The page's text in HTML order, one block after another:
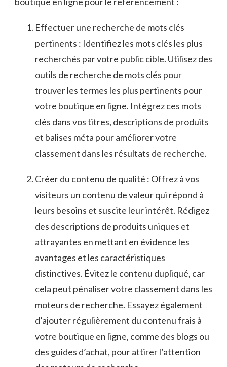
Effectuer ⁢une ​recherche de mots clés​
pertinents : Identifiez ⁢les ⁣mots clés les plus
recherchés ⁤par votre public cible.⁣ Utilisez‌ des
⁤outils de recherche‌ de mots clés pour
trouver les termes les‌ plus⁢ pertinents pour
votre‍ boutique en ligne. Intégrez ces mots
clés dans vos titres, ⁢descriptions ‍de produits
et ⁤balises méta pour ‍améliorer votre
classement dans‌ les résultats de recherche.
Créer du contenu de qualité : Offrez à vos
visiteurs un contenu de valeur qui‍ répond à
leurs besoins⁢ et suscite leur intérêt. Rédigez
des descriptions de produits uniques et‌
attrayantes⁣ en⁣ mettant ‍en évidence⁣ les
avantages et ‍les​ caractéristiques​
distinctives. Évitez le⁤ contenu‌ dupliqué, car
cela peut pénaliser votre classement dans les
moteurs de⁢ recherche. Essayez également
d’ajouter​ régulièrement du contenu frais à
votre boutique ‍en ⁤ligne, comme des blogs ou
des guides d’achat, pour ⁢attirer l’attention